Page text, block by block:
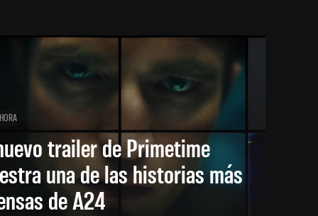
trailer de Primetime
una de las historias más
de A24